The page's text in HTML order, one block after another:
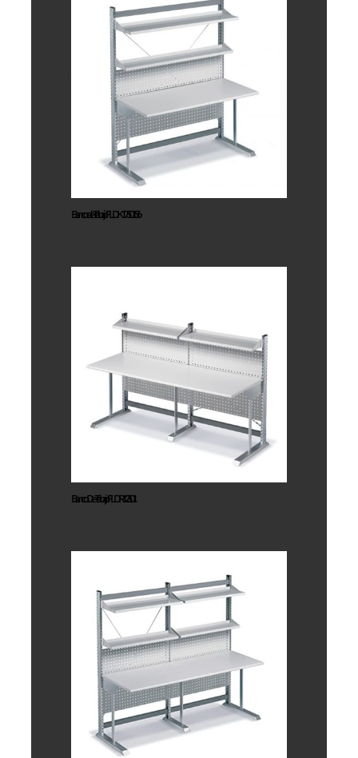
Banco de
Trabajo
FLDK1750156
Banco de Trabajo FLDK1750156
Banco De
Trabajo
FLDR12301
Banco De Trabajo FLDR12301
Banco de
trabajo
FLDV1730156